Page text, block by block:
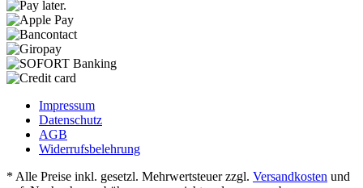
Impressum
Datenschutz
AGB
Widerrufsbelehrung
* Alle Preise inkl. gesetzl. Mehrwertsteuer zzgl. Versandkosten und